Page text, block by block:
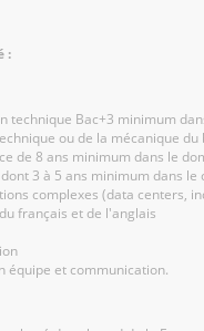
:
technique Bac+3 minimum
ou de la mécanique du
de 8 ans minimum dans le
3 à 5 ans minimum dans le
complexes (data centers,
français et de l'anglais
équipe et communication.